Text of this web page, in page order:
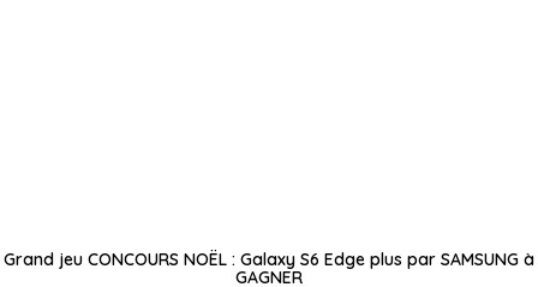
Grand jeu CONCOURS NOËL : Galaxy S6 Edge plus par SAMSUNG à
GAGNER